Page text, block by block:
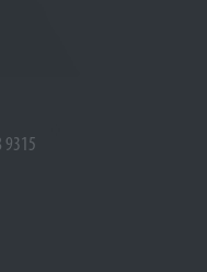
9315